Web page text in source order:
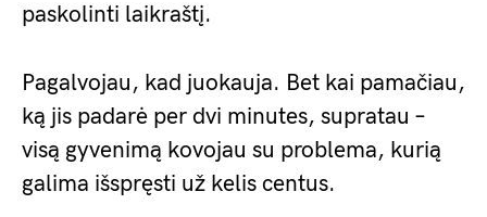
paskolinti laikraštį.
Pagalvojau, kad juokauja. Bet kai pamačiau,
ką jis padarė per dvi minutes, supratau –
visą gyvenimą kovojau su problema, kurią
galima išspręsti už kelis centus.